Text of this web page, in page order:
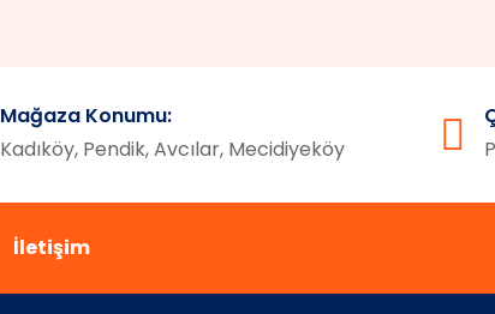
Mağaza Konumu:
Kadıköy, Pendik, Avcılar, Mecidiyeköy
İletişim